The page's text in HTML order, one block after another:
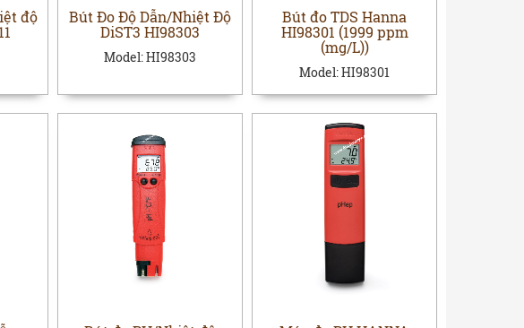
độ
Bút Đo Độ Dẫn/Nhiệt Độ
DiST3 HI98303
Model:HI98303
Bút đo TDS Hanna
HI98301 (1999 ppm
(mg/L))
Model:HI98301